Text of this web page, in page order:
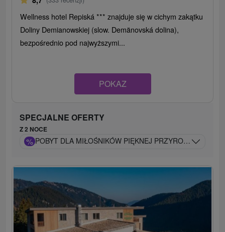
Wellness hotel Repiská *** znajduje się w cichym zakątku
Doliny Demianowskiej (slow. Demänovská dolina),
bezpośrednio pod najwyższymi...
POKAZ
SPECJALNE OFERTY
Z 2 NOCE
% POBYT DLA MIŁOŚNIKÓW PIĘKNEJ PRZYRODY I